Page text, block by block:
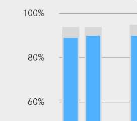
100%
80%
60%